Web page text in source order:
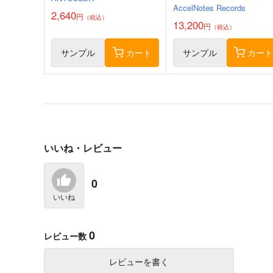
グの夢を見ない＋
858円（税込）
サンプル
2,640円 （税込）
サンプル カート
n' in the Rainbow！東京公
演 (Blu-ray)
AccelNotes Records
13,200円 （税込）
サンプル カート
いいね・レビュー
いいね
0
レビュー数 0
レビューを書く